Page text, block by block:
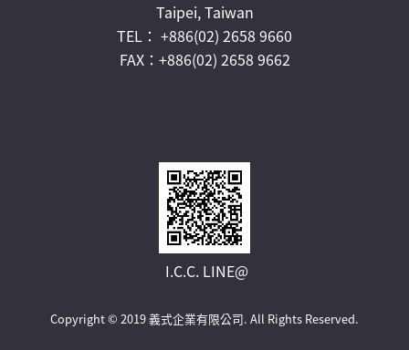
Taipei, Taiwan
TEL： +886(02) 2658 9660
FAX：+886(02) 2658 9662
I.C.C. LINE@
Copyright © 2019 義式企業有限公司. All Rights Reserved.